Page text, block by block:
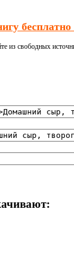
бесплатно
свободных